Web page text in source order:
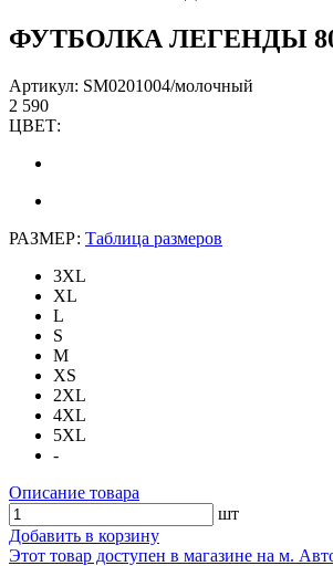
ФУТБОЛКА ЛЕГЕНДЫ
Артикул: SM0201004/молочный
2 590
ЦВЕТ:
РАЗМЕР: Таблица размеров
3XL
XL
L
S
M
XS
2XL
4XL
5XL
-
Описание товара
шт
Добавить в корзину
Этот товар доступен в магазине на м.